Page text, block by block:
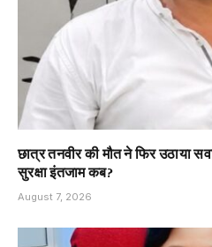
छात्र तनवीर की मौत ने फिर उठाया
सुरक्षा इंतजाम कब?
August 7, 2026